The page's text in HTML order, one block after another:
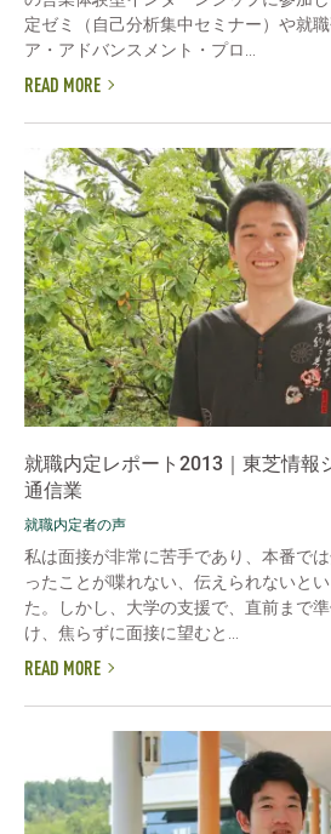
定ゼミ（自己分析集中セミナー）や就
ア・アドバンスメント・プロ...
READ MORE
就職内定レポート2013｜東芝情報
通信業
就職内定者の声
私は面接が非常に苦手であり、本番で
ったことが喋れない、伝えられないと
た。しかし、大学の支援で、直前まで
け、焦らずに面接に望むと...
READ MORE